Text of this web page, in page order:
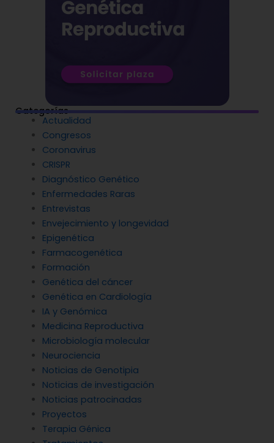
Categorías
Actualidad
Congresos
Coronavirus
CRISPR
Diagnóstico Genético
Enfermedades Raras
Entrevistas
Envejecimiento y longevidad
Epigenética
Farmacogenética
Formación
Genética del cáncer
Genética en Cardiología
IA y Genómica
Medicina Reproductiva
Microbiología molecular
Neurociencia
Noticias de Genotipia
Noticias de investigación
Noticias patrocinadas
Proyectos
Terapia Génica